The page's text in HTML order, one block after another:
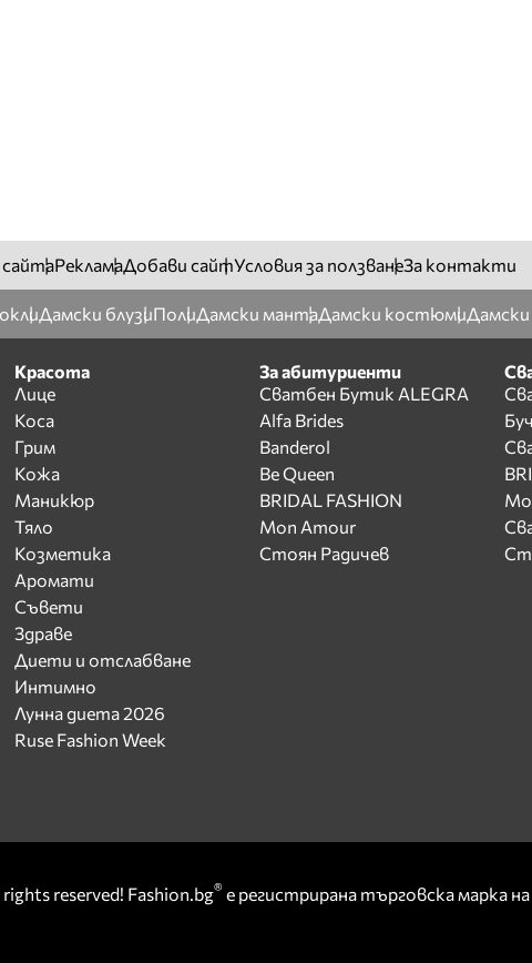
сайтаРекламаДобави сайтУсловия за ползванеЗа контакти
Дамски блузиПолиДамски мантаДамски костюми
Красота
Лице
Коса
Грим
Кожа
Маникюр
Тяло
Козметика
Аромати
Съвети
Здраве
Диети и отслабване
Интимно
Лунна диета 2026
Ruse Fashion Week
За абитуриенти
Сватбен Бутик ALEGRA
Alfa Brides
Banderol
Be Queen
BRIDAL FASHION
Mon Amour
Стоян Радичев
reserved! Fashion.bg® е регистрирана търговска